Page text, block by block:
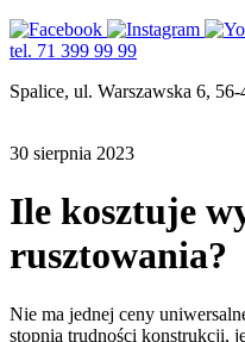
tel. 71 399 99 99
Spalice, ul. Warszawska 6,
30 sierpnia 2023
Ile kosztuje
rusztowania?
Nie ma jednej ceny
stopnia trudności konstrukcji,